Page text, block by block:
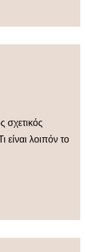
σχετικός
είναι λοιπόν το